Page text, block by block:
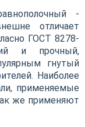
-
отличает
ГОСТ 8278-
и прочный,
гнутый
Наиболее
применяемые
же применяют